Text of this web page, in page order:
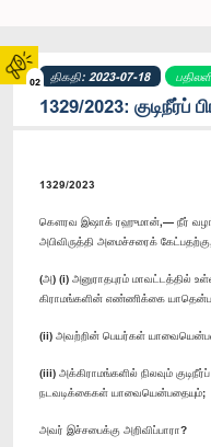
02 திகதி: 2023-07-18
1329/2023: குடிநீர்ப்
1329/2023
கௌரவ இஷாக் ரஹுமான்,— நீர்
அபிவிருத்தி அமைச்சரைக்
(அ) (i) அனுராதபுரம் மாவட்டத்தில்
கிராமங்களின் எண்ணிக்கை
(ii) அவற்றின் பெயர்கள்
(iii) அக்கிராமங்களில் நிலவும்
நடவடிக்கைகள் யாவையென்பதையும்;
அவர் இச்சபைக்கு அறிவிப்பாரா?